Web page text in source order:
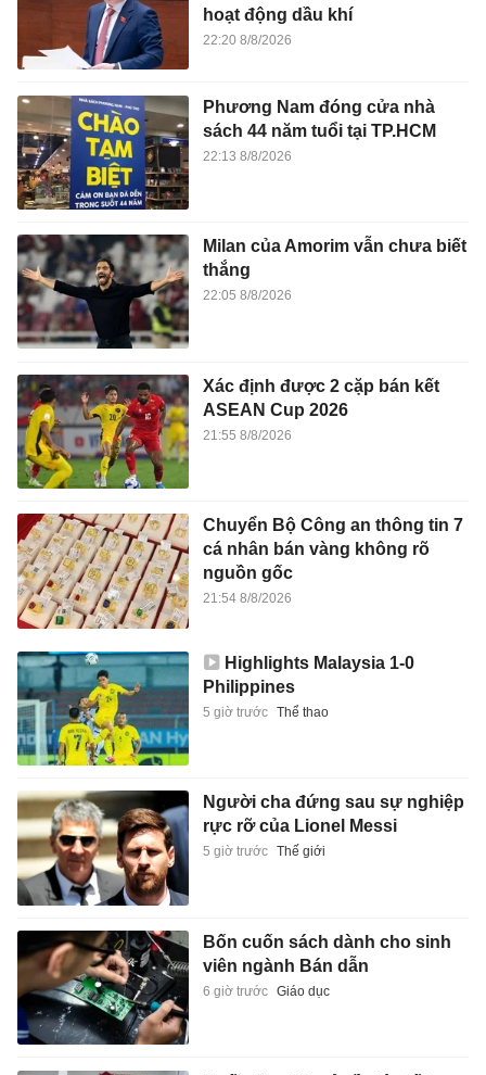
hoạt động dầu khí
22:20 8/8/2026
Phương Nam đóng cửa nhà
sách 44 năm tuổi tại TP.HCM
22:13 8/8/2026
Milan của Amorim vẫn chưa biết
thắng
22:05 8/8/2026
Xác định được 2 cặp bán kết
ASEAN Cup 2026
21:55 8/8/2026
Chuyển Bộ Công an thông tin 7
cá nhân bán vàng không rõ
nguồn gốc
21:54 8/8/2026
Highlights Malaysia 1-0
Philippines
5 giờ trước Thể thao
Người cha đứng sau sự nghiệp
rực rỡ của Lionel Messi
5 giờ trước Thế giới
Bốn cuốn sách dành cho sinh
viên ngành Bán dẫn
6 giờ trước Giáo dục